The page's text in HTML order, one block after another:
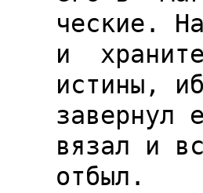
ческие.
и
истины,
завернул
вязал и
отбыл.